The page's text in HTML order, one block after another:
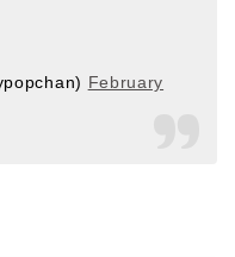
February